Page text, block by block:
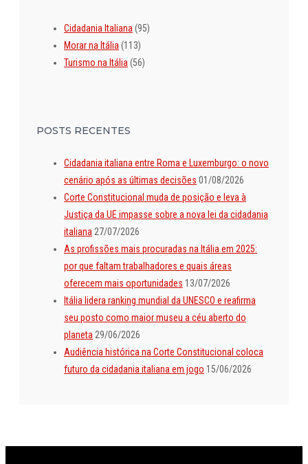
Cidadania Italiana (95)
Morar na Itália (113)
Turismo na Itália (56)
POSTS RECENTES
Cidadania italiana entre Roma e Luxemburgo: o novo
cenário após as últimas decisões 01/08/2026
Corte Constitucional muda de posição e leva à
Justiça da UE impasse sobre a nova lei da cidadania
italiana 27/07/2026
As profissões mais procuradas na Itália em 2025:
por que faltam trabalhadores e quais áreas
oferecem mais oportunidades 13/07/2026
Itália lidera ranking mundial da UNESCO e reafirma
seu posto como maior museu a céu aberto do
planeta 29/06/2026
Audiência histórica na Corte Constitucional coloca
futuro da cidadania italiana em jogo 15/06/2026